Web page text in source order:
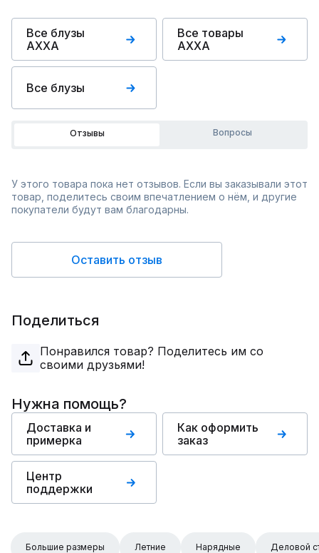
Все блузы
AXXA
Все товары
AXXA
Все блузы
Отзывы Вопросы
У этого товара пока нет отзывов. Если вы заказывали этот
товар, поделитесь своим впечатлением о нём, и другие
покупатели будут вам благодарны.
Оставить отзыв
Поделиться
Понравился товар? Поделитесь им со
своими друзьями!
Нужна помощь?
Доставка и
примерка
Как оформить
заказ
Центр
поддержки
Большие размеры Летние Нарядные Деловой